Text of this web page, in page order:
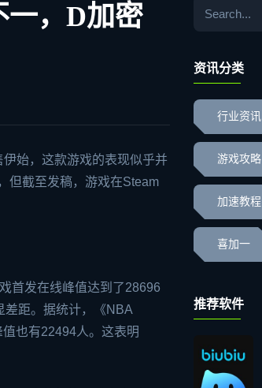
一，D加密
伊始，这款游戏的表现似乎并
但截至发稿，游戏在Steam
首发在线峰值达到了28696
差距。据统计，《NBA
也有22494人。这表明
资讯分类
行业资讯
游戏攻略
加速教程
喜加一
推荐软件